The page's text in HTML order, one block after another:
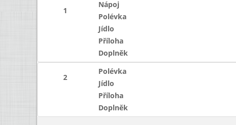
1
Nápoj
Polévka
Jídlo
Příloha
Doplněk
2
Polévka
Jídlo
Příloha
Doplněk